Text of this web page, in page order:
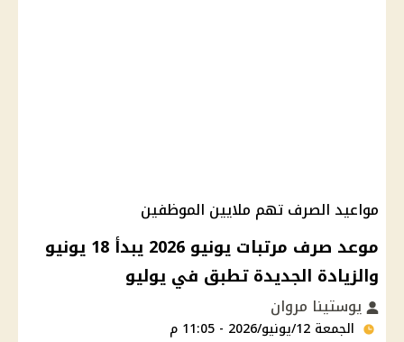
مواعيد الصرف تهم ملايين الموظفين
موعد صرف مرتبات يونيو 2026 يبدأ 18 يونيو
والزيادة الجديدة تطبق في يوليو
يوستينا مروان
الجمعة 12/يونيو/2026 - 11:05 م